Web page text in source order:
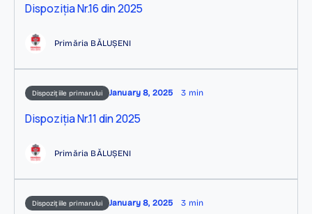
Dispoziția Nr.16 din 2025
Primăria BĂLUȘENI
Dispozițiile primarului January 8, 2025 3 min
Dispoziția Nr.11 din 2025
Primăria BĂLUȘENI
Dispozițiile primarului January 8, 2025 3 min